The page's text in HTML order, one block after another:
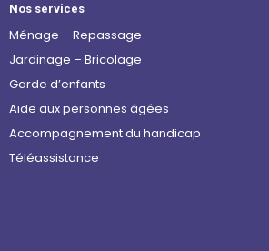
Nos services
Ménage – Repassage
Jardinage – Bricolage
Garde d’enfants
Aide aux personnes âgées
Accompagnement du handicap
Téléassistance